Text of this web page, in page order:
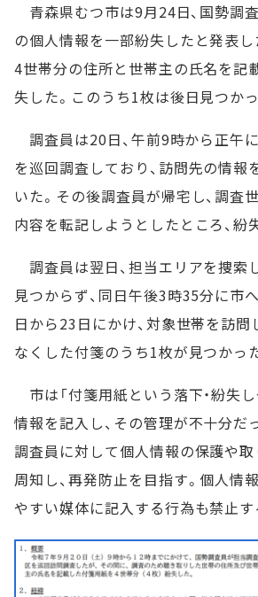
青森県むつ市は9月24日、国勢調
の個人情報を一部紛失したと発表し
4世帯分の住所と世帯主の氏名を記
失した。このうち1枚は後日見つかっ
調査員は20日、午前9時から正午
を巡回調査しており、訪問先の情報
いた。その後調査員が帰宅し、調査
内容を転記しようとしたところ、紛
調査員は翌日、担当エリアを捜索
見つからず、同日午後3時35分に市
日から23日にかけ、対象世帯を訪問
なくした付箋のうち1枚が見つかっ
市は「付箋用紙という落下・紛失
情報を記入し、その管理が不十分だ
調査員に対して個人情報の保護や
周知し、再発防止を目指す。個人情
やすい媒体に記入する行為も禁止す